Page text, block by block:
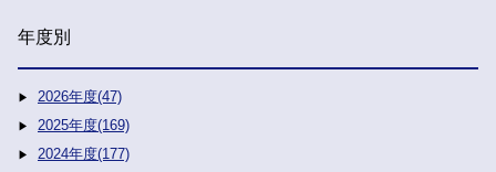
年度別
2026年度(47)
2025年度(169)
2024年度(177)